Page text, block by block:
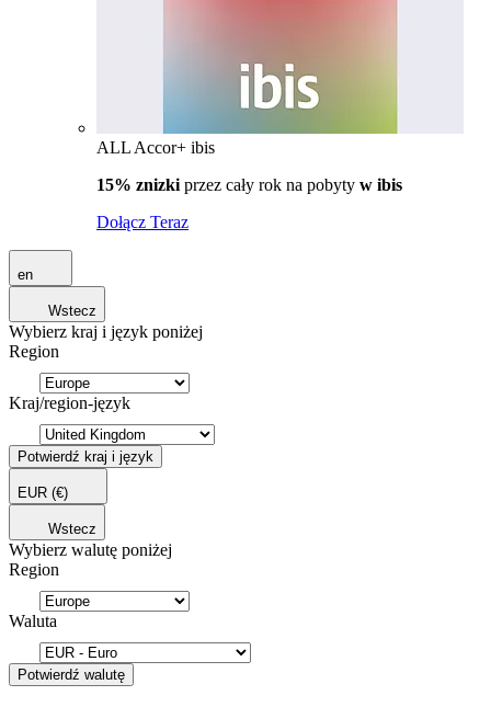
ALL Accor+ ibis
15% znizki przez cały rok na pobyty w ibis
Dołącz Teraz
en
Wstecz
Wybierz kraj i język poniżej
Region
Kraj/region-język
Potwierdź kraj i język
EUR (€)
Wstecz
Wybierz walutę poniżej
Region
Waluta
Potwierdź walutę